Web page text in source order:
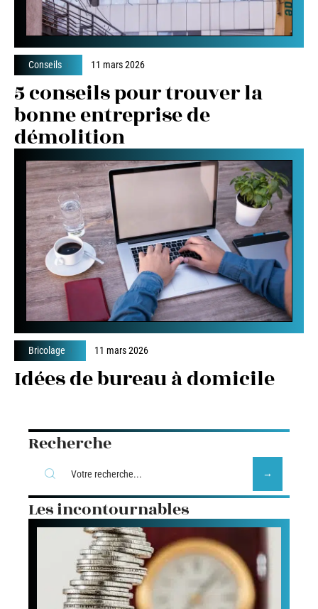
Conseils 11 mars 2026
5 conseils pour trouver la
bonne entreprise de
démolition
Bricolage 11 mars 2026
Idées de bureau à domicile
Recherche
Les incontournables